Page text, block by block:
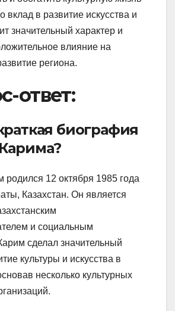
вклад в развитие искусства и
значительный характер и
влияние на
региона.
ответ:
биография
родился 12 октября 1985 года
Казахстан. Он является
и социальным
сделал значительный
культуры и искусства в
несколько культурных